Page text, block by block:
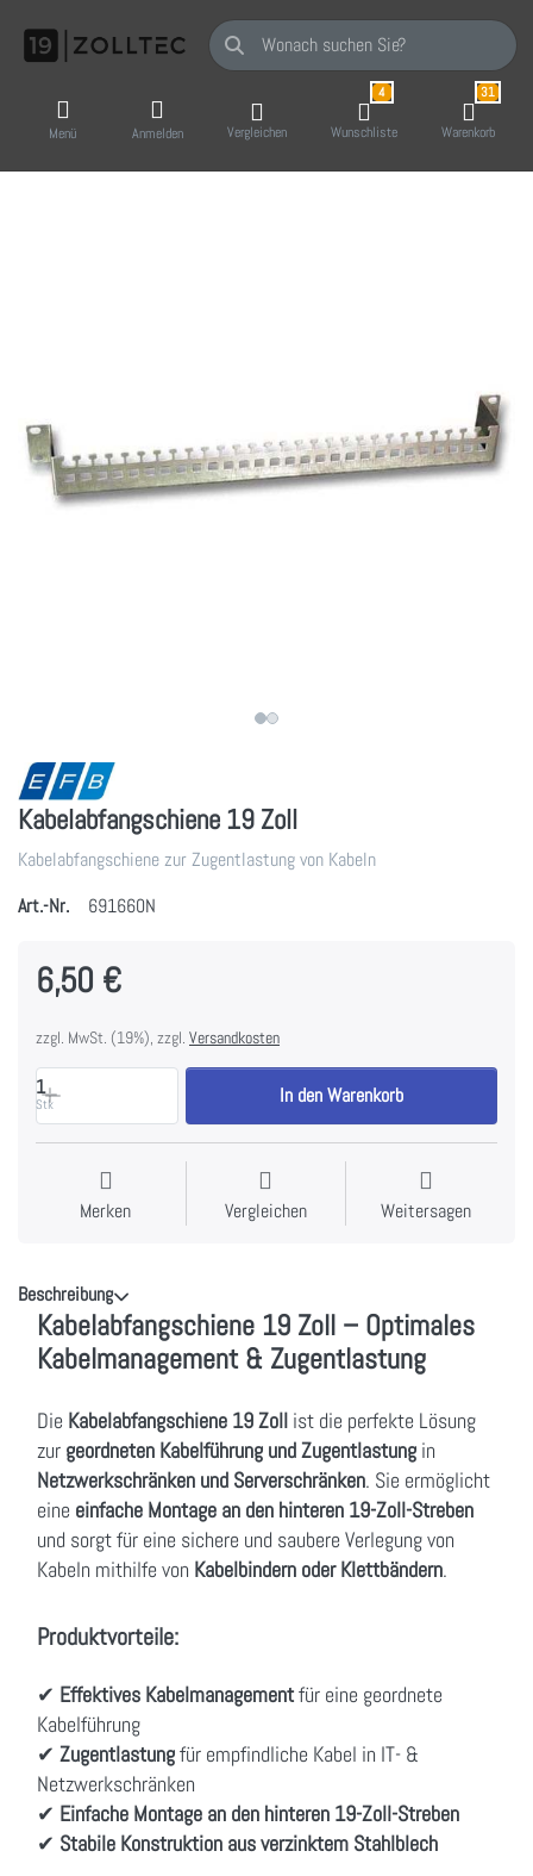
Geben Sie einen Suchbegriff ein. Während
Menü Anmelden Vergleichen
4
Wunschliste
31
Warenkorb
Kabelabfangschiene 19 Zoll
Kabelabfangschiene zur Zugentlastung von Kabeln
Art.-Nr.
691660N
6,50 €
zzgl. MwSt. (19%), zzgl. Versandkosten
1
Stk In den Warenkorb
Merken Vergleichen Weitersagen
Beschreibung
Kabelabfangschiene 19 Zoll – Optimales
Kabelmanagement & Zugentlastung
Die Kabelabfangschiene 19 Zoll ist die perfekte Lösung
zur geordneten Kabelführung und Zugentlastung in
Netzwerkschränken und Serverschränken. Sie ermöglicht
eine einfache Montage an den hinteren 19-Zoll-Streben
und sorgt für eine sichere und saubere Verlegung von
Kabeln mithilfe von Kabelbindern oder Klettbändern.
Produktvorteile:
✔ Effektives Kabelmanagementfür eine geordnete
Kabelführung
✔ Zugentlastungfür empfindliche Kabel in IT- &
Netzwerkschränken
✔ Einfache Montage an den hinteren 19-Zoll-Streben
✔ Stabile Konstruktion aus verzinktem Stahlblech